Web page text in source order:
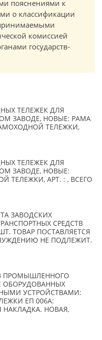
пояснениями к
о классификации
комиссией
государств-
ТЕЛЕЖЕК ДЛЯ
ЗАВОДЕ, НОВЫЕ: РАМА
ТЕЛЕЖКИ,
ТЕЛЕЖЕК ДЛЯ
ЗАВОДЕ, НОВЫЕ:
ТЕЛЕЖКИ, АРТ. : , ВСЕГО
ЗАВОДСКИХ
СРЕДСТВ
ШТ. ТОВАР ПОСТАВЛЯЕТСЯ
НЕ ПОДЛЕЖИТ.
ПРОМЫШЛЕННОГО
ОБОРУДОВАННЫХ
УСТРОЙСТВАМИ:
ЕП 006A:
НОВАЯ,